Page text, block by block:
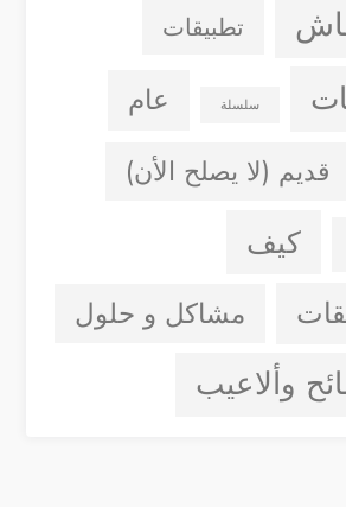
تطبيقات
سلسلة عام
قديم (لا يصلح الأن)
كيف
مشاكل و حلول
وألاعيب